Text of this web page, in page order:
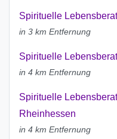
Spirituelle
in 3 km Entfernung
Spirituelle
in 4 km Entfernung
Spirituelle
Rheinhessen
in 4 km Entfernung